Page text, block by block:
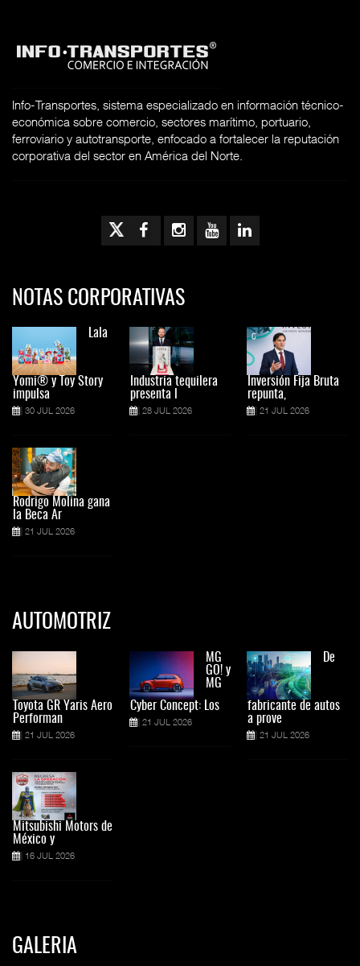
Info-Transportes, sistema especializado en información técnico-
económica sobre comercio, sectores marítimo, portuario,
ferroviario y autotransporte, enfocado a fortalecer la reputación
corporativa del sector en América del Norte.
NOTAS CORPORATIVAS
Lala
Yomi® y Toy Story
impulsa
30 JUL 2026
Rodrigo Molina gana
la Beca Ar
21 JUL 2026
Industria tequilera
presenta l
28 JUL 2026
Inversión Fija Bruta
repunta,
21 JUL 2026
AUTOMOTRIZ
Toyota GR Yaris Aero
Performan
21 JUL 2026
Mitsubishi Motors de
México y
16 JUL 2026
MG
GO! y
MG
Cyber Concept: Los
21 JUL 2026
De
fabricante de autos
a prove
21 JUL 2026
GALERIA